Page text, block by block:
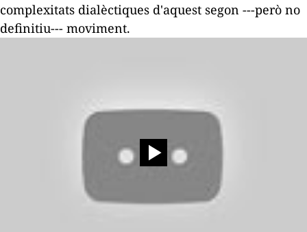
complexitats dialèctiques d'aquest segon ---però no
definitiu--- moviment.